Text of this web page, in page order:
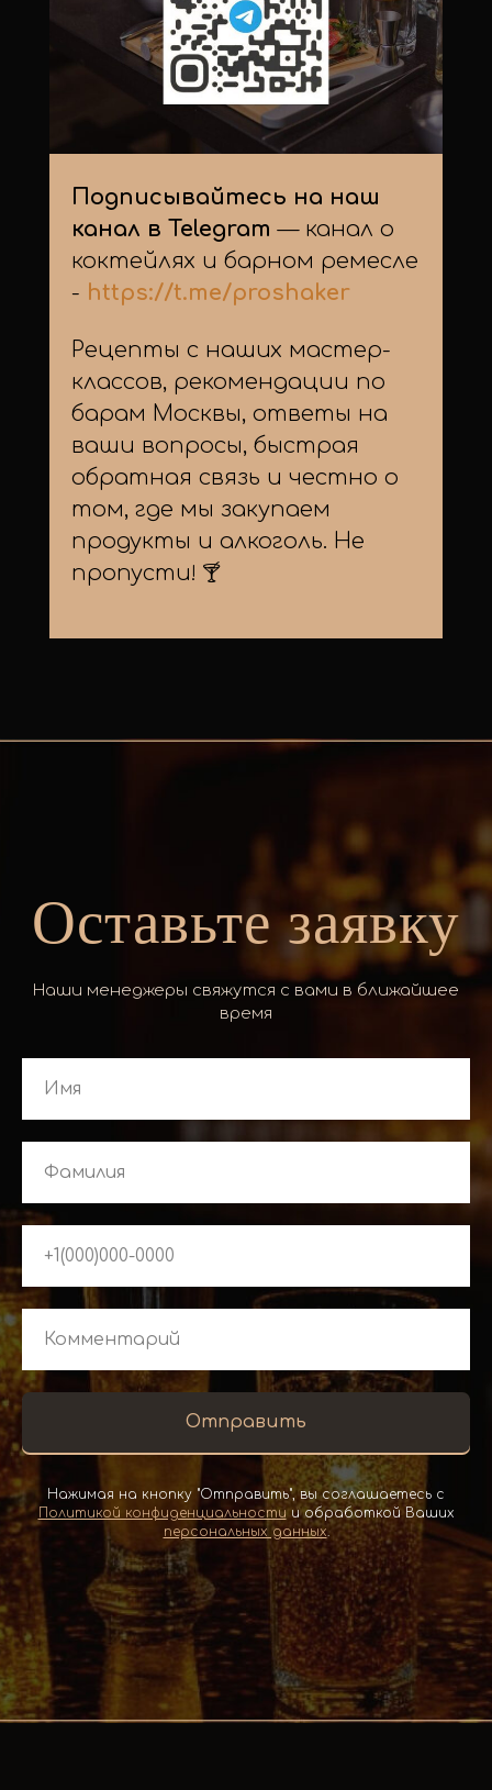
Подписывайтесь на наш
канал в Telegram— канал о
коктейлях и барном ремесле
- https://t.me/proshaker
Рецепты с наших мастер-
классов, рекомендации по
барам Москвы, ответы на
ваши вопросы, быстрая
обратная связь и честно о
том, где мы закупаем
продукты и алкоголь. Не
пропусти! 🍸
Оставьте заявку
Наши менеджеры свяжутся с вами в ближайшее
время
Отправить
Нажимая на кнопку "Отправить", вы соглашаетесь с
Политикой конфиденциальностии обработкой Ваших
персональных данных.